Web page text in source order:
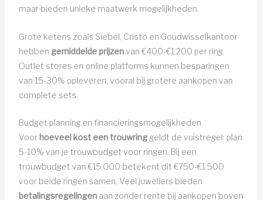
maar bieden unieke maatwerk mogelijkheden.
Grote ketens zoals Siebel, Cristo en Goudwisselkantoor
hebben gemiddelde prijzenvan €400-€1.200 per ring.
Outlet stores en online platforms kunnen besparingen
van 15-30% opleveren, vooral bij grotere aankopen van
complete sets.
Budget planning en financieringsmogelijkheden
Voor hoeveel kost een trouwringgeldt de vuistregel: plan
5-10% van je trouwbudget voor ringen. Bij een
trouwbudget van €15.000 betekent dit €750-€1.500
voor beide ringen samen. Veel juweliers bieden
betalingsregelingenaan zonder rente bij aankopen boven